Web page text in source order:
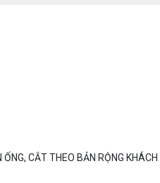
CẮT THEO BẢN RỘNG